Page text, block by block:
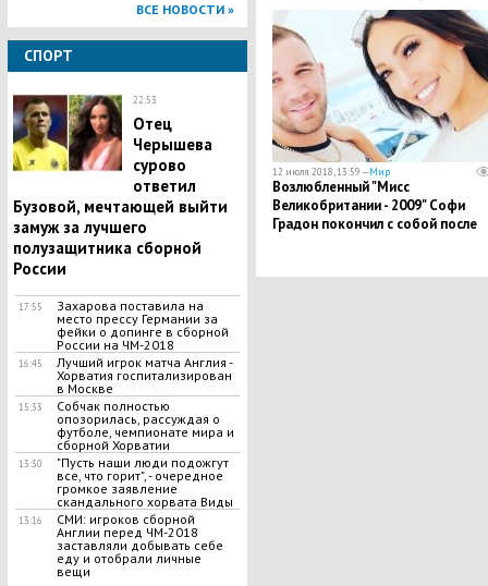
ВСЕ НОВОСТИ »
СПОРТ
22:53
Отец
Черышева
сурово
ответил
Бузовой, мечтающей выйти
замуж за лучшего
полузащитника сборной
России
17:55
Захарова поставила на
место прессу Германии за
фейки о допинге в сборной
России на ЧМ-2018
16:45
Лучший игрок матча Англия -
Хорватия госпитализирован
в Москве
15:33
Собчак полностью
опозорилась, рассуждая о
футболе, чемпионате мира и
сборной Хорватии
13:30
"Пусть наши люди подожгут
все, что горит", - очередное
громкое заявление
скандального хорвата Виды
13:16
СМИ: игроков сборной
Англии перед ЧМ-2018
заставляли добывать себе
еду и отобрали личные
вещи
12 июля 2018, 13:59 —Мир
Возлюбленный "Мисс
Великобритании - 2009" Софи
Градон покончил с собой после